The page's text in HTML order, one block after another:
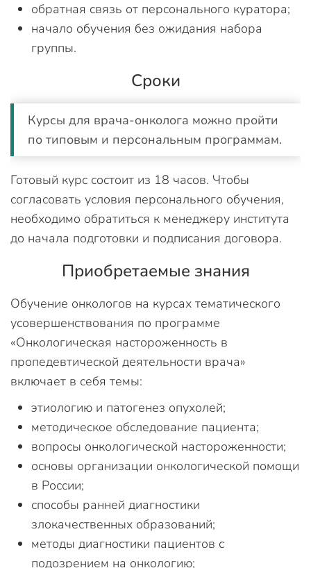
обратная связь от персонального куратора;
начало обучения без ожидания набора
группы.
Сроки
Курсы для врача-онколога можно пройти
по типовым и персональным программам.
Готовый курс состоит из 18 часов. Чтобы
согласовать условия персонального обучения,
необходимо обратиться к менеджеру института
до начала подготовки и подписания договора.
Приобретаемые знания
Обучение онкологов на курсах тематического
усовершенствования по программе
«Онкологическая настороженность в
пропедевтической деятельности врача»
включает в себя темы:
этиологию и патогенез опухолей;
методическое обследование пациента;
вопросы онкологической настороженности;
основы организации онкологической помощи
в России;
способы ранней диагностики
злокачественных образований;
методы диагностики пациентов с
подозрением на онкологию;